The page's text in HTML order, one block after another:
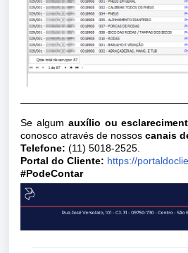
Se algum auxílio ou
conosco através de nossos canais
Telefone: (11) 5018-2525.
Portal do Cliente: https://
#PodeContar